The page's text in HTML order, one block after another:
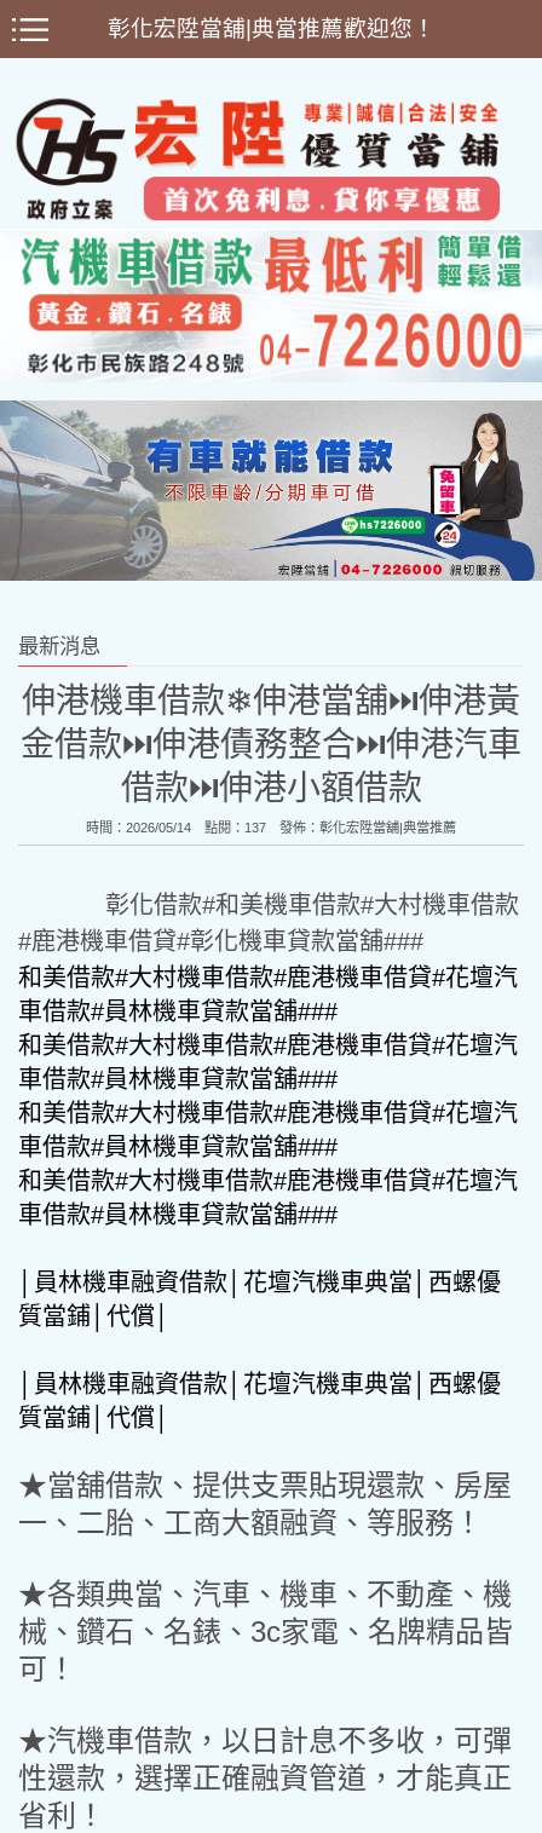
彰化宏陞當舖|典當推薦歡迎您！
最新消息
伸港機車借款❄︎伸港當舖⏭︎伸港黃
金借款⏭︎伸港債務整合⏭︎伸港汽車
借款⏭︎伸港小額借款
時間：2026/05/14 點閱：137 發佈： 彰化宏陞當舖|典當推薦
彰化借款#和美機車借款#大村機車借款
#鹿港機車借貸#彰化機車貸款當舖###
和美借款#大村機車借款#鹿港機車借貸#花壇汽
車借款#員林機車貸款當舖###
和美借款#大村機車借款#鹿港機車借貸#花壇汽
車借款#員林機車貸款當舖###
和美借款#大村機車借款#鹿港機車借貸#花壇汽
車借款#員林機車貸款當舖###
和美借款#大村機車借款#鹿港機車借貸#花壇汽
車借款#員林機車貸款當舖###
│員林機車融資借款│花壇汽機車典當│西螺優
質當鋪│代償│
│員林機車融資借款│花壇汽機車典當│西螺優
質當鋪│代償│
★當舖借款、提供支票貼現還款、房屋
一、二胎、工商大額融資、等服務！
★各類典當、汽車、機車、不動產、機
械、鑽石、名錶、3c家電、名牌精品皆
可！
★汽機車借款，以日計息不多收，可彈
性還款，選擇正確融資管道，才能真正
省利！